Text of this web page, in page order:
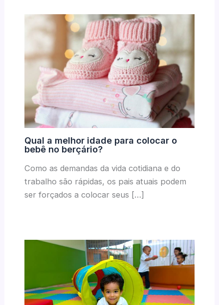
Qual a melhor idade para colocar o
bebê no berçário?
Como as demandas da vida cotidiana e do
trabalho são rápidas, os pais atuais podem
ser forçados a colocar seus […]